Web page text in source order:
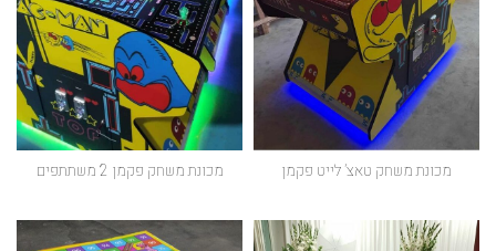
מכונת משחק טאצ’ לייט פקמן מכונת משחק פקמן 2 משתתפים